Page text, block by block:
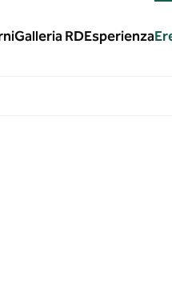
Galleria RDEsperienza